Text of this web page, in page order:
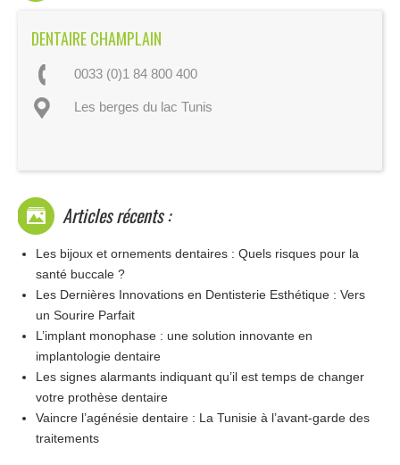
DENTAIRE CHAMPLAIN
0033 (0)1 84 800 400
Les berges du lac Tunis
Articles récents :
Les bijoux et ornements dentaires : Quels risques pour la
santé buccale ?
Les Dernières Innovations en Dentisterie Esthétique : Vers
un Sourire Parfait
L’implant monophase : une solution innovante en
implantologie dentaire
Les signes alarmants indiquant qu’il est temps de changer
votre prothèse dentaire
Vaincre l’agénésie dentaire : La Tunisie à l’avant-garde des
traitements